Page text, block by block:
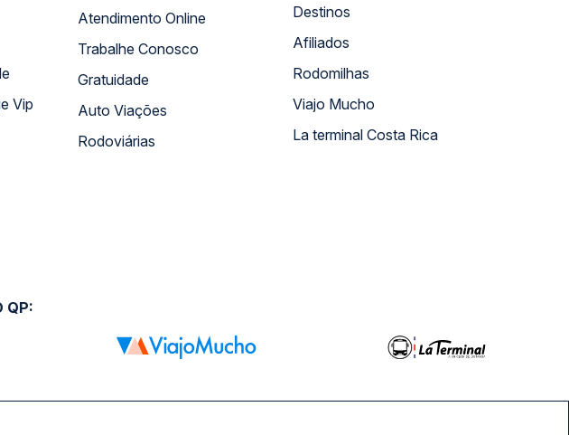
Vip
Atendimento Online
Trabalhe Conosco
Gratuidade
Auto Viações
Rodoviárias
Destinos
Afiliados
Rodomilhas
Viajo Mucho
La terminal Costa Rica
QP: